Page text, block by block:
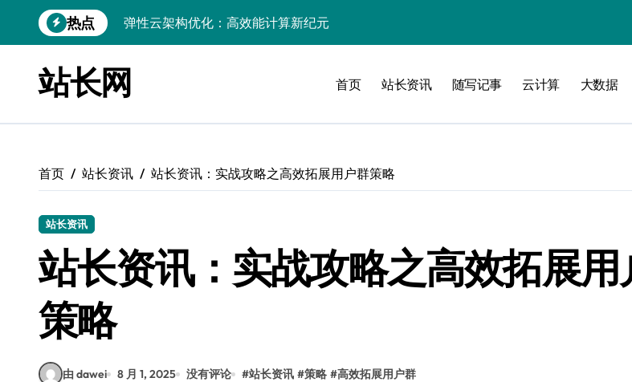
到
热点
弹性云架构优化：高效能计算新纪元
Linux数据库部署与运行环境搭建全解析
Linux高效数据库搭建：搜索架构师实战手册
Linux数据库无障碍搭建与安全优化手册
Linux数据库环境搭建实战指南
Linux数据库高效运行环境搭建实战指南
站长网 首页 站长资讯 随写记事 云计算 大数据
首页 站长资讯 站长资讯：实战攻略之高效拓展用户群策略
站长资讯
站长资讯：实战攻略之高效拓展用
策略
由 dawei 8 月 1, 2025 没有评论 #站长资讯 #策略 #高效拓展用户群